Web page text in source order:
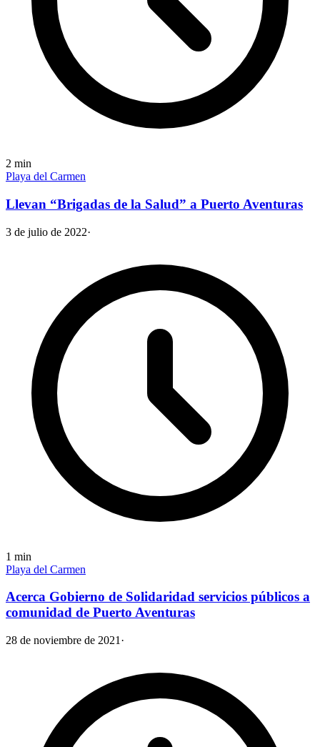
2 min
Playa del Carmen
Llevan “Brigadas de la Salud” a Puerto Aventuras
3 de julio de 2022·
1 min
Playa del Carmen
Acerca Gobierno de Solidaridad servicios públicos a
comunidad de Puerto Aventuras
28 de noviembre de 2021 ·